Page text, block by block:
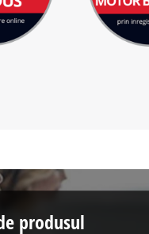
produsul